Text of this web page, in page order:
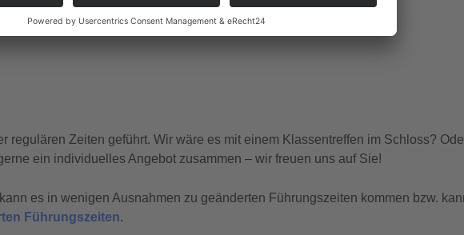
Sprache.
regulären Zeiten geführt. Wir wäre es mit einem Klassentreffen im Schloss?
ein individuelles Angebot zusammen – wir freuen uns auf Sie!
es in wenigen Ausnahmen zu geänderten Führungszeiten kommen bzw.
Führungszeiten.